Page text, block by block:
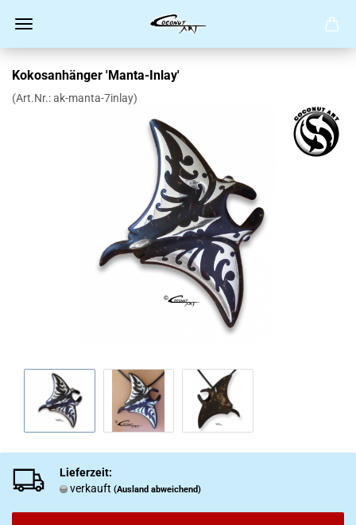
Kokosanhänger 'Manta-Inlay'
(Art.Nr.:ak-manta-7inlay)
Lieferzeit:
verkauft (Ausland abweichend)